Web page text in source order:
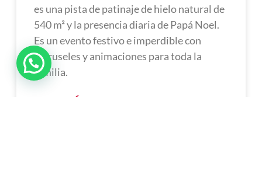
es una pista de patinaje de hielo natural de
540 m² y la presencia diaria de Papá Noel.
Es un evento festivo e imperdible con
carruseles y animaciones para toda la
familia.
LEER MÁS »